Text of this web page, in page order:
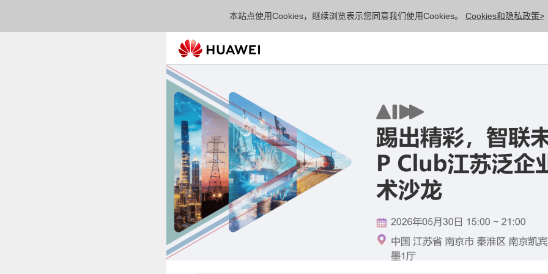
本站点使用Cookies，继续浏览表示您同意我们使用Cookies。 Cookies和隐私政策>